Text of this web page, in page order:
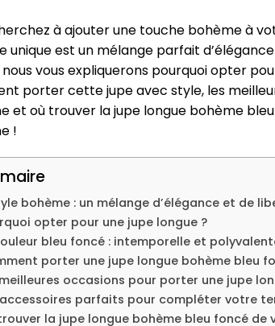
à ajouter une touche bohème à
unique est un mélange parfait
vous expliquerons pourquoi opter
porter cette jupe avec style, les
et où trouver la jupe longue bohème
!
bohème : un mélange d’élégance et de
opter pour une jupe longue ?
bleu foncé : intemporelle et
porter une jupe longue bohème bleu
occasions pour porter une jupe
accessoires parfaits pour compléter votre
la jupe longue bohème bleu foncé de